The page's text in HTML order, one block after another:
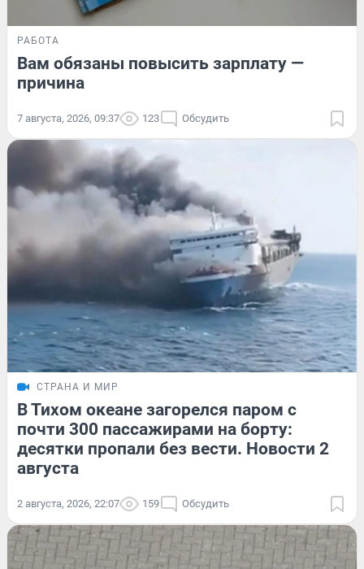
РАБОТА
Вам обязаны повысить зарплату —
причина
7 августа, 2026, 09:37 123 Обсудить
СТРАНА И МИР
В Тихом океане загорелся паром с
почти 300 пассажирами на борту:
десятки пропали без вести. Новости 2
августа
2 августа, 2026, 22:07 159 Обсудить